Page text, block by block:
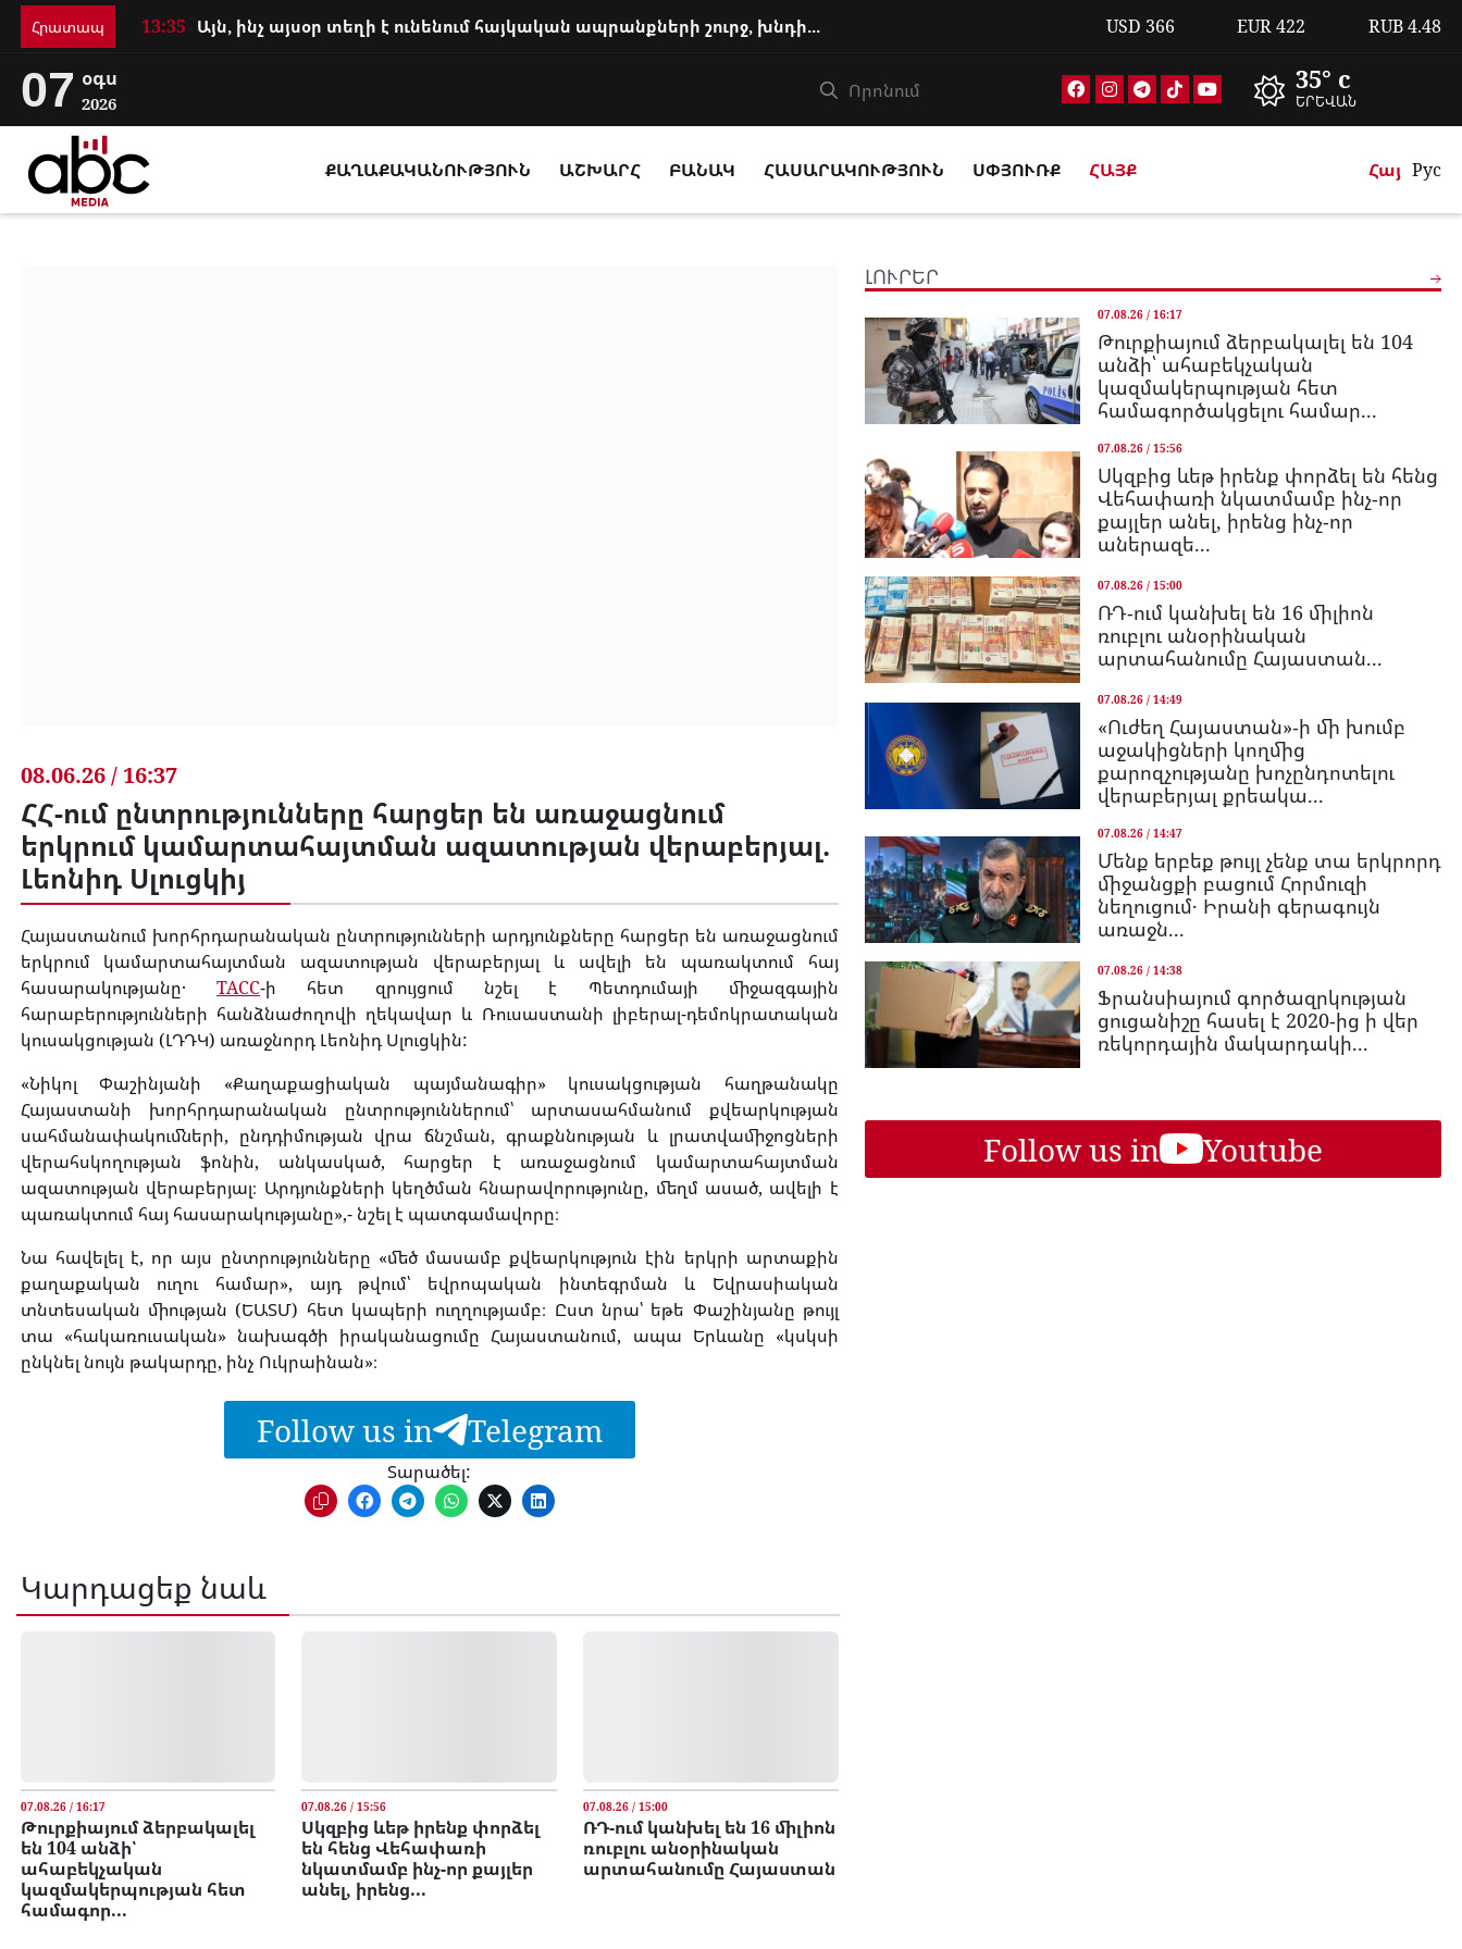
Հրատապ 13:35 Այն, ինչ այսօր տեղի է ունենում հայկական ապրանքների շուրջ, խնդիր է Հայաստ... USD 366 EUR422 RUB4.48
07 օգս
2026
35° c
ԵՐԵՎԱՆ
ՔԱՂԱՔԱԿԱՆՈՒԹՅՈՒՆ ԱՇԽԱՐՀ ԲԱՆԱԿ ՀԱՍԱՐԱԿՈՒԹՅՈՒՆ ՍՓՅՈՒՌՔ ՀԱՅՔ Հայ Рус
08.06.26 / 16:37
ՀՀ-ում ընտրությունները հարցեր են առաջացնում
երկրում կամարտահայտման ազատության վերաբերյալ.
Լեոնիդ Սլուցկիյ
Հայաստանում խորհրդարանական ընտրությունների արդյունքները հարցեր են առաջացնում
երկրում կամարտահայտման ազատության վերաբերյալ և ավելի են պառակտում հայ
հասարակությանը․ТАСС-ի հետ զրույցում նշել է Պետդումայի միջազգային
հարաբերությունների հանձնաժողովի ղեկավար և Ռուսաստանի լիբերալ-դեմոկրատական
կուսակցության (ԼԴԴԿ) առաջնորդ Լեոնիդ Սլուցկին:
«Նիկոլ Փաշինյանի «Քաղաքացիական պայմանագիր» կուսակցության հաղթանակը
Հայաստանի խորհրդարանական ընտրություններում՝ արտասահմանում քվեարկության
սահմանափակումների, ընդդիմության վրա ճնշման, գրաքննության և լրատվամիջոցների
վերահսկողության ֆոնին, անկասկած, հարցեր է առաջացնում կամարտահայտման
ազատության վերաբերյալ։ Արդյունքների կեղծման հնարավորությունը, մեղմ ասած, ավելի է
պառակտում հայ հասարակությանը»,- նշել է պատգամավորը։
Նա հավելել է, որ այս ընտրությունները «մեծ մասամբ քվեարկություն էին երկրի արտաքին
քաղաքական ուղու համար», այդ թվում՝ եվրոպական ինտեգրման և Եվրասիական
տնտեսական միության (ԵԱՏՄ) հետ կապերի ուղղությամբ։ Ըստ նրա՝ եթե Փաշինյանը թույլ
տա «հակառուսական» նախագծի իրականացումը Հայաստանում, ապա Երևանը «կսկսի
ընկնել նույն թակարդը, ինչ Ուկրաինան»։
Follow us in Telegram
Տարածել:
Կարդացեք նաև
07.08.26 / 16:17
Թուրքիայում ձերբակալել
են 104 անձի՝
ահաբեկչական
կազմակերպության հետ
համագոր...
07.08.26 / 15:56
Սկզբից ևեթ իրենք փորձել
են հենց Վեհափառի
նկատմամբ ինչ-որ քայլեր
անել, իրենց...
07.08.26 / 15:00
ՌԴ-ում կանխել են 16 միլիոն
ռուբլու անօրինական
արտահանումը Հայաստան
ԼՈՒՐԵՐ
07.08.26 / 16:17
Թուրքիայում ձերբակալել են 104
անձի՝ ահաբեկչական
կազմակերպության հետ
համագործակցելու համար...
07.08.26 / 15:56
Սկզբից ևեթ իրենք փորձել են հենց
Վեհափառի նկատմամբ ինչ-որ
քայլեր անել, իրենց ինչ-որ
աներազե...
07.08.26 / 15:00
ՌԴ-ում կանխել են 16 միլիոն
ռուբլու անօրինական
արտահանումը Հայաստան...
07.08.26 / 14:49
«Ուժեղ Հայաստան»-ի մի խումբ
աջակիցների կողմից
քարոզչությանը խոչընդոտելու
վերաբերյալ քրեակա...
07.08.26 / 14:47
Մենք երբեք թույլ չենք տա երկրորդ
միջանցքի բացում Հորմուզի
նեղուցում․ Իրանի գերագույն
առաջն...
07.08.26 / 14:38
Ֆրանսիայում գործազրկության
ցուցանիշը հասել է 2020-ից ի վեր
ռեկորդային մակարդակի...
Follow us in Youtube